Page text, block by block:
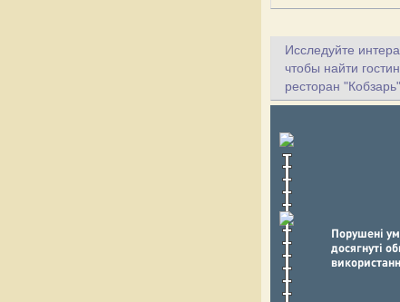
Исследуйте
чтобы найти
ресторан "Кобзарь".